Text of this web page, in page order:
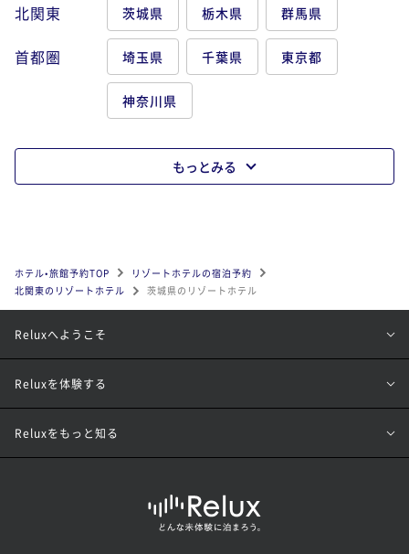
北関東 茨城県 栃木県 群馬県
首都圏 埼玉県 千葉県 東京都
神奈川県
もっとみる
ホテル•旅館予約TOP
リゾートホテルの宿泊予約
北関東のリゾートホテル
茨城県のリゾートホテル
Reluxへようこそ
Reluxを体験する
Reluxをもっと知る